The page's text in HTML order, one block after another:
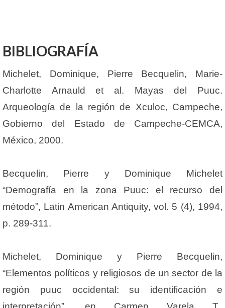
BIBLIOGRAFÍA
Michelet, Dominique, Pierre Becquelin, Marie-
Charlotte Arnauld et al. Mayas del Puuc.
Arqueología de la región de Xculoc, Campeche,
Gobierno del Estado de Campeche-CEMCA,
México, 2000.
Becquelin, Pierre y Dominique Michelet
“Demografía en la zona Puuc: el recurso del
método”, Latin American Antiquity, vol. 5 (4), 1994,
p. 289-311.
Michelet, Dominique y Pierre Becquelin,
“Elementos políticos y religiosos de un sector de la
región puuc occidental: su identificación e